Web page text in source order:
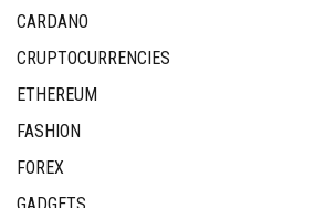
CARDANO
CRUPTOCURRENCIES
ETHEREUM
FASHION
FOREX